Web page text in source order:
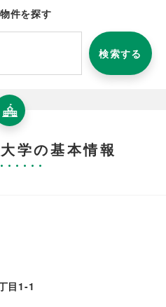
件を探す
検索する
学の基本情報
目1-1